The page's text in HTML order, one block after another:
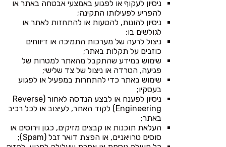
ניסיון לעקוף או לפגוע באמצעי אבטחה באתר או
להפריע לפעילותו התקינה;
ניסיון להונות, להטעות או להתחזות לאתר או
לגולשים בו;
ניצול לרעה של מערכות התמיכה או דיווחים
כוזבים על תקלות באתר;
שימוש במידע שהתקבל מהאתר למטרות של
פגיעה, הטרדה או ניצול של צד שלישי;
שימוש באתר כדי להתחרות במפעיל או לפגוע
בעסקיו;
ניסיון לפענח או לבצע הנדסה לאחור (Reverse
Engineering) לקוד האתר, לעיצוב או לכל רכיב
באתר;
העלאת תוכנות או קבצים מזיקים, כגון וירוסים או
סוסים טרויאניים, או הפצת דואר זבל (Spam);